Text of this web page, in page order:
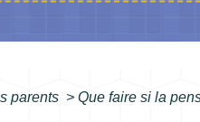
parents > Que faire si la